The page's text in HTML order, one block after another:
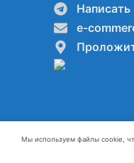
Написать
e-
Мы используем файлы cookie,